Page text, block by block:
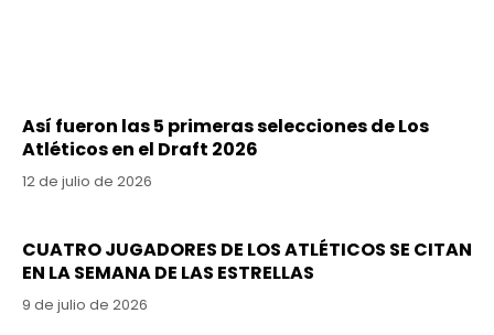
Así fueron las 5 primeras selecciones de Los
Atléticos en el Draft 2026
12 de julio de 2026
CUATRO JUGADORES DE LOS ATLÉTICOS SE CITAN
EN LA SEMANA DE LAS ESTRELLAS
9 de julio de 2026